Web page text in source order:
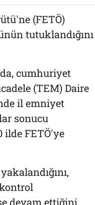
(FETÖ)
tutuklandığını
cumhuriyet
(TEM) Daire
il emniyet
sonucu
FETÖ'ye
devam ettiğini